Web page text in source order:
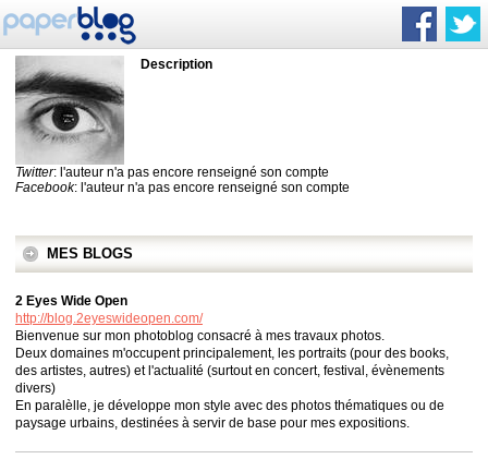
Description
Twitter: l'auteur n'a pas encore renseigné son compte
Facebook: l'auteur n'a pas encore renseigné son compte
MES BLOGS
2 Eyes Wide Open
http://blog.2eyeswideopen.com/
Bienvenue sur mon photoblog consacré à mes travaux photos.
Deux domaines m'occupent principalement, les portraits (pour des books,
des artistes, autres) et l'actualité (surtout en concert, festival, évènements
divers)
En paralèlle, je développe mon style avec des photos thématiques ou de
paysage urbains, destinées à servir de base pour mes expositions.